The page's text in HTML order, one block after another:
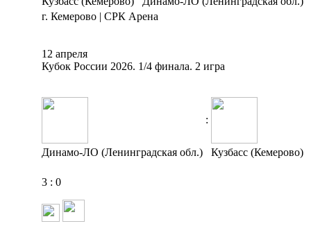
г. Кемерово | СРК Арена
12 апреля
Кубок России 2026. 1/4 финала. 2 игра
:
Динамо-ЛО (Ленинградская обл.) Кузбасс (Кемерово)
3 : 0